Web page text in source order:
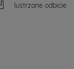
lustrzane odbicie